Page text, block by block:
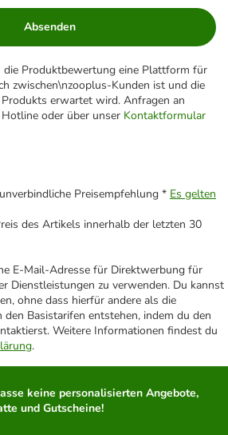
Absenden
die Produktbewertung eine Plattform für
zwischen\nzooplus-Kunden ist und die
erwartet wird. Anfragen an
oder über unser Kontaktformular
Preisempfehlung * Es gelten
des Artikels innerhalb der letzten 30
E-Mail-Adresse für Direktwerbung für
Dienstleistungen zu verwenden. Du kannst
ohne dass hierfür andere als die
Basistarifen entstehen, indem du den
Weitere Informationen findest du
.
keine personalisierten Angebote,
und Gutscheine!